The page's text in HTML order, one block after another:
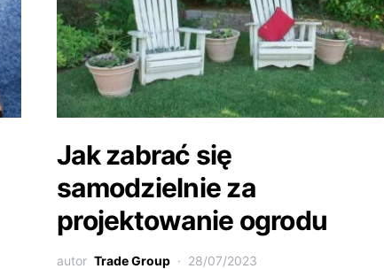
Jak zabrać się
samodzielnie za
projektowanie ogrodu
autor Trade Group 28/07/2023